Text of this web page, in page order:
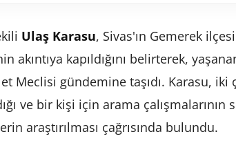
Ulaş Karasu, Sivas'ın Gemerek
akıntıya kapıldığını belirterek,
Meclisi gündemine taşıdı. Karasu, iki
ve bir kişi için arama çalışmalarının
araştırılması çağrısında bulundu.